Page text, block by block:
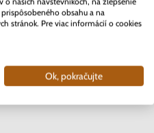
obsahu a na
stránok. Pre viac informácií o cookies
Ok, pokračujte